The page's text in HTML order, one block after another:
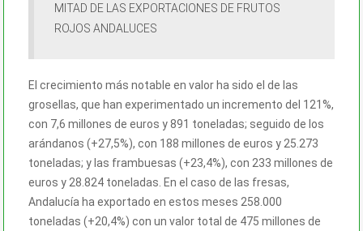
MITAD DE LAS EXPORTACIONES DE FRUTOS
ROJOS ANDALUCES
El crecimiento más notable en valor ha sido el de las
grosellas, que han experimentado un incremento del 121%,
con 7,6 millones de euros y 891 toneladas; seguido de los
arándanos (+27,5%), con 188 millones de euros y 25.273
toneladas; y las frambuesas (+23,4%), con 233 millones de
euros y 28.824 toneladas. En el caso de las fresas,
Andalucía ha exportado en estos meses 258.000
toneladas (+20,4%) con un valor total de 475 millones de